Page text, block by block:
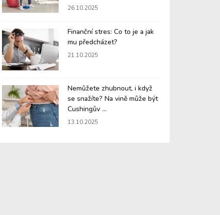
26.10.2025
Finanční stres: Co to je a jak
mu předcházet?
21.10.2025
Nemůžete zhubnout, i když
se snažíte? Na vině může být
Cushingův ...
13.10.2025